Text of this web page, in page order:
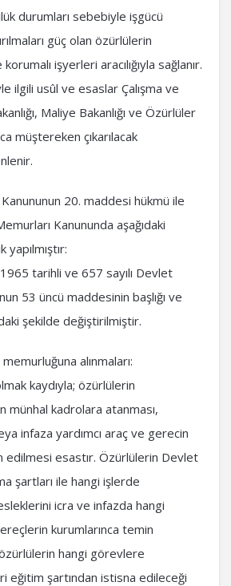
durumları sebebiyle işgücü
güç olan özürlülerin
işyerleri aracılığıyla sağlanır.
ilgili usûl ve esaslar Çalışma ve
Maliye Bakanlığı ve Özürlüler
müştereken çıkarılacak
Kanununun 20. maddesi hükmü ile
Kanununda aşağıdaki
tarihli ve 657 sayılı Devlet
53 üncü maddesinin başlığı ve
şekilde değiştirilmiştir.
alınmaları:
kaydıyla; özürlülerin
münhal kadrolara atanması,
infaza yardımcı araç ve gerecin
edilmesi esastır. Özürlülerin Devlet
şartları ile hangi işlerde
icra ve infazda hangi
kurumlarınca temin
hangi görevlere
eğitim şartından istisna edileceği